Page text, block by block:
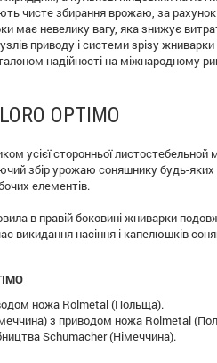
чисте збирання врожаю, за рахунок
має невелику вагу, яка знижує
приводу і системи зрізу
надійності на міжнародному
OPTIMO
усієї сторонньої листостебельной
збір урожаю соняшнику будь-яких
елементів.
в правій боковині жниварки
викидання насіння і капелюшків
ножа Rolmetal (Польща).
з приводом ножа Rolmetal
Schumacher (Німеччина).